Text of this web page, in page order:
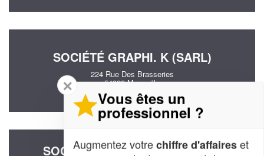
SOCIÉTÉ GRAPHI. K (SARL)
224 Rue Des Brasseries
54320 Maxeville
SOCIÉTÉ BMARDON BUSINESS
✕
Vous êtes un
professionnel ?
Augmentez votrechiffre d'affaireset